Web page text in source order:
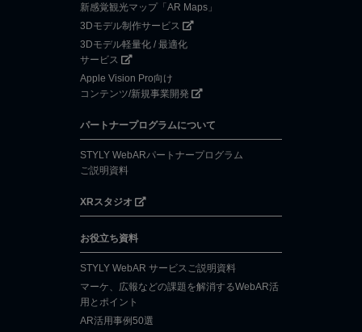
新感覚観光マップ「AR Maps」
3Dモデル制作サービス
3Dモデル軽量化 / 最適化
サービス
Apple Vision Pro向け
コンテンツ/新規事業開発
パートナープログラムについて
STYLY WebARパートナープログラム
ご説明資料
XRスタジオ
お役立ち資料
STYLY WebAR サービスご説明資料
マーケ、広報などの課題を解消するWebAR活
用とポイント
AR活用事例50選